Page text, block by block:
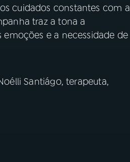
cuidados constantes com a
traz a tona a
e a necessidade de
Santiágo, terapeuta,